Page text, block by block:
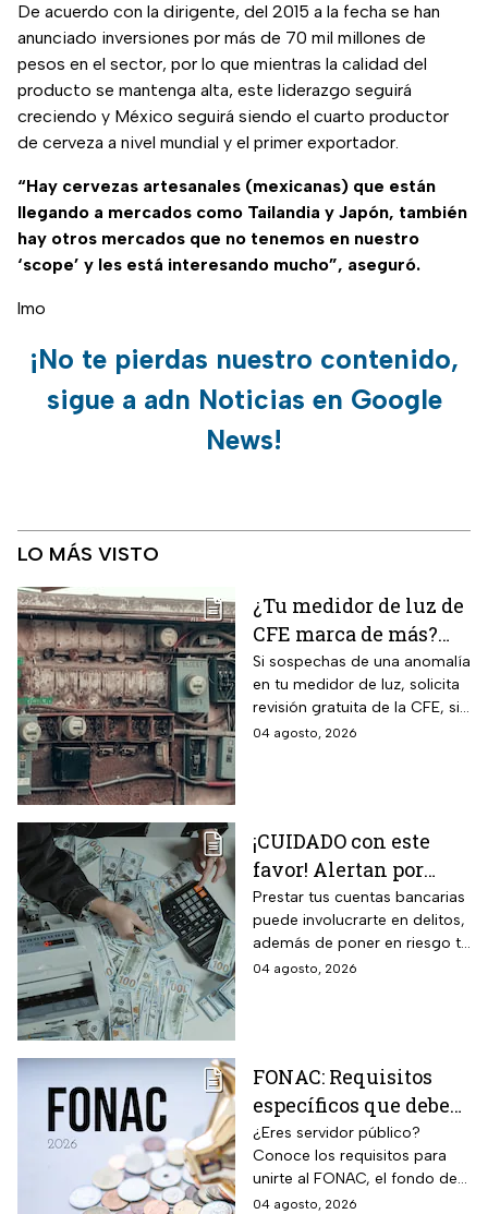
De acuerdo con la dirigente, del 2015 a la fecha se han
anunciado inversiones por más de 70 mil millones de
pesos en el sector, por lo que mientras la calidad del
producto se mantenga alta, este liderazgo seguirá
creciendo y México seguirá siendo el cuarto productor
de cerveza a nivel mundial y el primer exportador.
“Hay cervezas artesanales (mexicanas) que están
llegando a mercados como Tailandia y Japón, también
hay otros mercados que no tenemos en nuestro
‘scope’ y les está interesando mucho”, aseguró.
lmo
¡No te pierdas nuestro contenido,
sigue a adn Noticias en Google
News!
LO MÁS VISTO
¿Tu medidor de luz de
CFE marca de más?
Así puedes saber si
presenta una falla
Si sospechas de una anomalía
en tu medidor de luz, solicita
revisión gratuita de la CFE, si
hay falla es totalmente
04 agosto, 2026
¡CUIDADO con este
favor! Alertan por
préstamo de cuentas
bancarias: razón por la
que debes decir que
Prestar tus cuentas bancarias
puede involucrarte en delitos,
además de poner en riesgo tu
patrimonio y situación legal;
04 agosto, 2026
FONAC: Requisitos
específicos que deben
cumplir los
trabajadores para
participar en él
¿Eres servidor público?
Conoce los requisitos para
unirte al FONAC, el fondo de
ahorro Capitalizable de los
04 agosto, 2026